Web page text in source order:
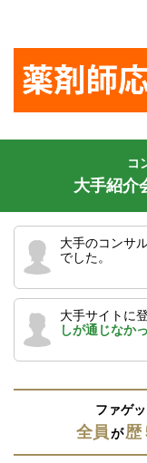
コ
大手紹介
大手のコンサ
でした。
大手サイトに
しが通じなか
ファゲ
全員が歴